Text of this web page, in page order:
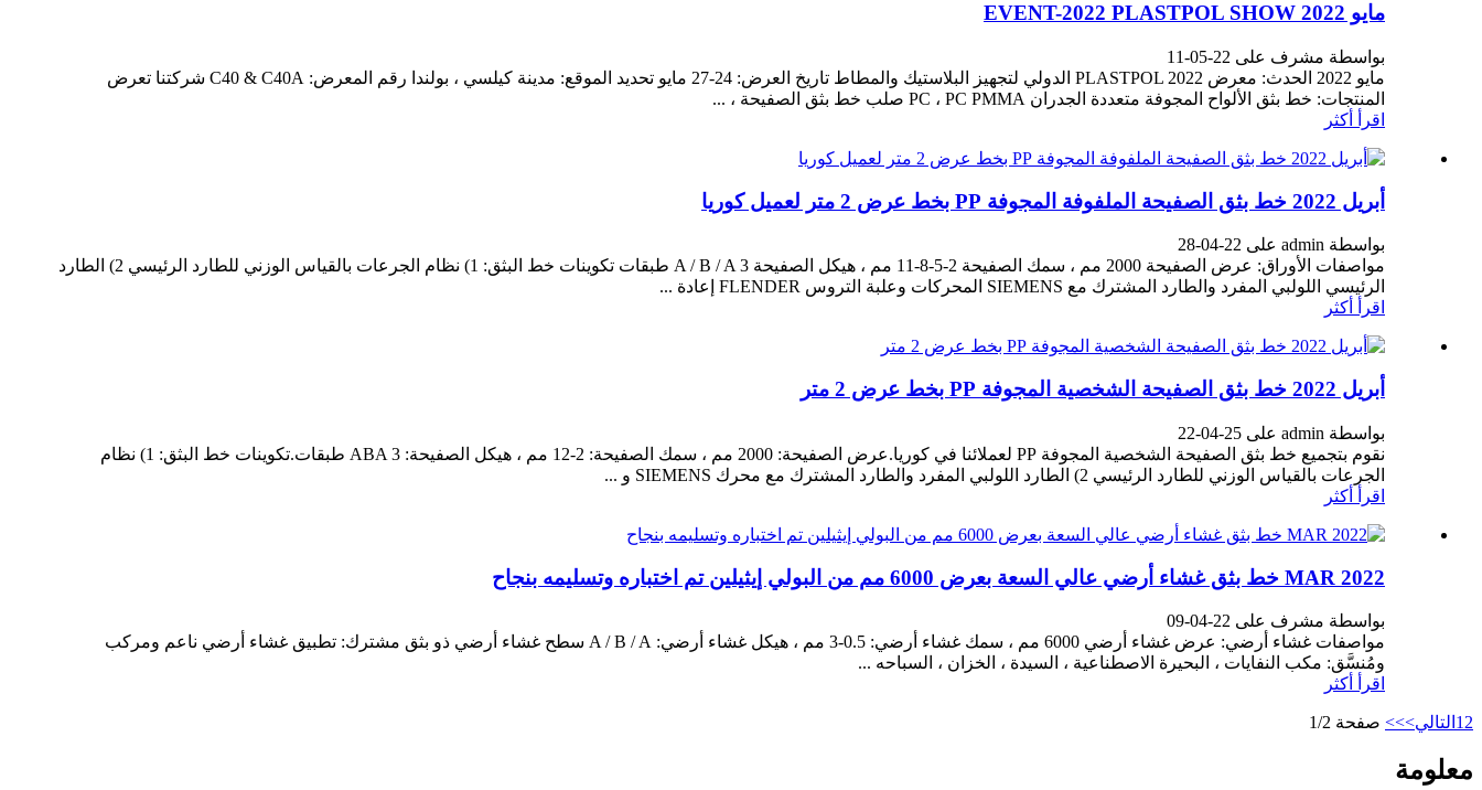
مايو 2022 EVENT-2022 PLASTPOL SHOW
بواسطة مشرف على 22-05-11
مايو 2022 الحدث: معرض PLASTPOL 2022 الدولي لتجهيز البلاستيك والمطاط تاريخ العرض: 24-27 مايو تحديد الموقع: مدينة كيلسي ، بولندا رقم المعرض: C40 & C40A شركتنا تعرض
المنتجات: خط بثق الألواح المجوفة متعددة الجدران PC ، PC PMMA صلب خط بثق الصفيحة ، ...
اقرأ أكثر
أبريل 2022 خط بثق الصفيحة الملفوفة المجوفة PP بخط عرض 2 متر لعميل كوريا
بواسطة admin على 22-04-28
مواصفات الأوراق: عرض الصفيحة 2000 مم ، سمك الصفيحة 2-5-8-11 مم ، هيكل الصفيحة A / B / A 3 طبقات تكوينات خط البثق: 1) نظام الجرعات بالقياس الوزني للطارد الرئيسي 2) الطارد
الرئيسي اللولبي المفرد والطارد المشترك مع SIEMENS المحركات وعلبة التروس FLENDER إعادة ...
اقرأ أكثر
أبريل 2022 خط بثق الصفيحة الشخصية المجوفة PP بخط عرض 2 متر
بواسطة admin على 25-04-22
نقوم بتجميع خط بثق الصفيحة الشخصية المجوفة PP لعملائنا في كوريا.عرض الصفيحة: 2000 مم ، سمك الصفيحة: 2-12 مم ، هيكل الصفيحة: ABA 3 طبقات.تكوينات خط البثق: 1) نظام
الجرعات بالقياس الوزني للطارد الرئيسي 2) الطارد اللولبي المفرد والطارد المشترك مع محرك SIEMENS و ...
اقرأ أكثر
MAR 2022 خط بثق غشاء أرضي عالي السعة بعرض 6000 مم من البولي إيثيلين تم اختباره وتسليمه بنجاح
بواسطة مشرف على 22-04-09
مواصفات غشاء أرضي: عرض غشاء أرضي 6000 مم ، سمك غشاء أرضي: 0.5-3 مم ، هيكل غشاء أرضي: A / B / A سطح غشاء أرضي ذو بثق مشترك: تطبيق غشاء أرضي ناعم ومركب
ومُنسَّق: مكب النفايات ، البحيرة الاصطناعية ، السيدة ، الخزان ، السباحه ...
اقرأ أكثر
1 2 التالي>>> صفحة 1/2
معلومة